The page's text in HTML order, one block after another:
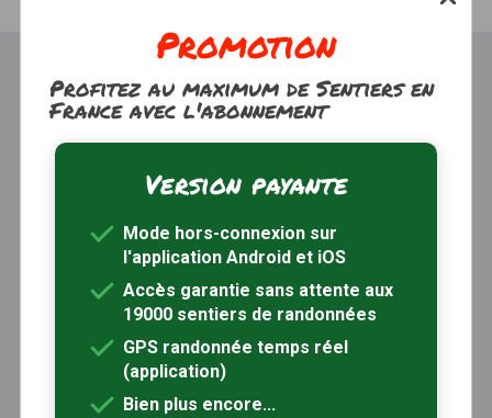
Trouver une randonnée À propos
Inscription / Connexion
Abonnement Rando+ Calendrier randos
Sites partenaires Contactez-nous
Sentiers-en-France, grâce aux nombreux circuits de
Promotion
Profitez au maximum de Sentiers en
France avec l'abonnement
Version payante
Mode hors-connexion sur
l'application Android et iOS
Accès garantie sans attente aux
19000 sentiers de randonnées
GPS randonnée temps réel
(application)
Bien plus encore...